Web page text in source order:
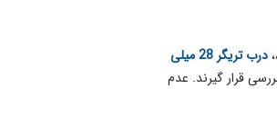
درب تریگر 28 میلی
قرار گیرند. عدم